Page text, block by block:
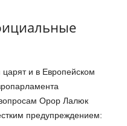
и в Европейском
Орор Лалюк
предупреждением: